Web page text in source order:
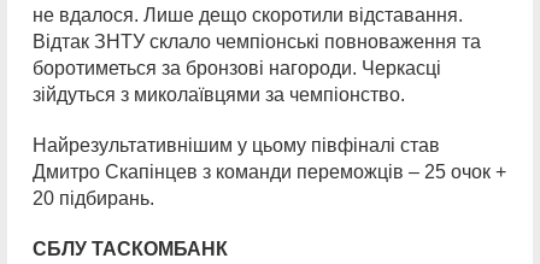
не вдалося. Лише дещо скоротили відставання.
Відтак ЗНТУ склало чемпіонські повноваження та
боротиметься за бронзові нагороди. Черкасці
зійдуться з миколаївцями за чемпіонство.
Найрезультативнішим у цьому півфіналі став
Дмитро Скапінцев з команди переможців – 25 очок +
20 підбирань.
СБЛУ ТАСКОМБАНК